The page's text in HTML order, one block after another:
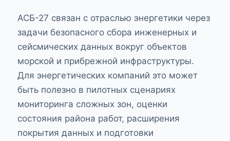
АСБ-27 связан с отраслью энергетики через
задачи безопасного сбора инженерных и
сейсмических данных вокруг объектов
морской и прибрежной инфраструктуры.
Для энергетических компаний это может
быть полезно в пилотных сценариях
мониторинга сложных зон, оценки
состояния района работ, расширения
покрытия данных и подготовки